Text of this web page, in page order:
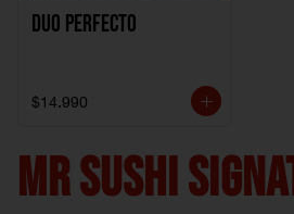
Duo perfecto
$14.990
MR SUSHI